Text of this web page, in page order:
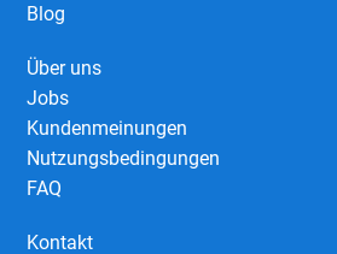
Blog
Über uns
Jobs
Kundenmeinungen
Nutzungsbedingungen
FAQ
Kontakt